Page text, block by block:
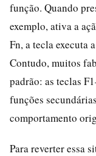
função. Quando
exemplo, ativa a
Fn, a tecla executa
Contudo, muitos
padrão: as teclas
funções
comportamento
Para reverter essa